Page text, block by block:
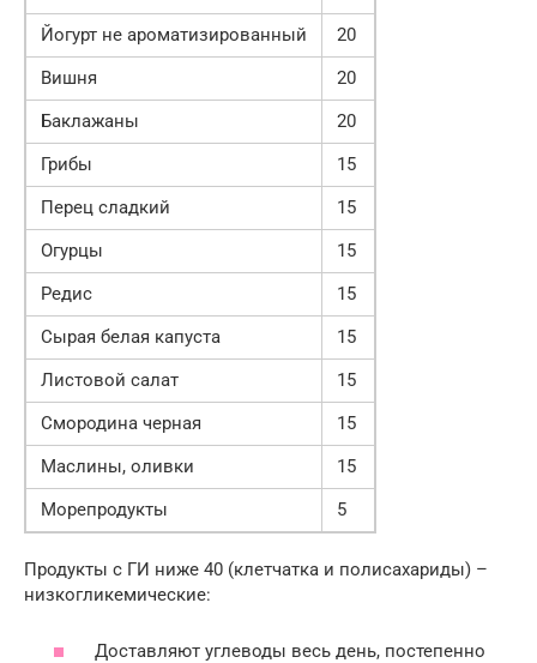
Йогурт не ароматизированный
20
Вишня
20
Баклажаны
20
Грибы
15
Перец сладкий
15
Огурцы
15
Редис
15
Сырая белая капуста
15
Листовой салат
15
Смородина черная
15
Маслины, оливки
15
Морепродукты
5
Продукты с ГИ ниже 40 (клетчатка и полисахариды) –
низкогликемические:
Доставляют углеводы весь день, постепенно